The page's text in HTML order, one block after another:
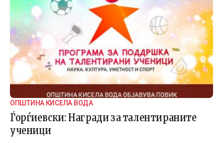
ОПШТИНА КИСЕЛА ВОДА
Ѓорѓиевски: Награди за талентираните
ученици